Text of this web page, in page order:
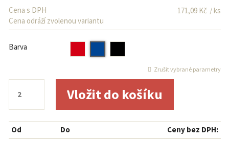
/ ks
171,09 Kč
Cena s DPH
Cena odráží zvolenou variantu
Barva
Zrušit vybrané parametry
Od Do
Ceny bez DPH: